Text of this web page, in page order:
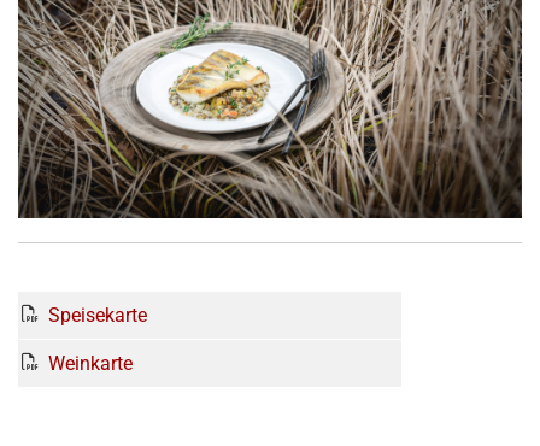
Speisekarte
Weinkarte